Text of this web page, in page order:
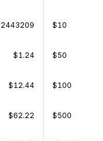
$1.24
$12.44
$62.22
$10
$50
$100
$500